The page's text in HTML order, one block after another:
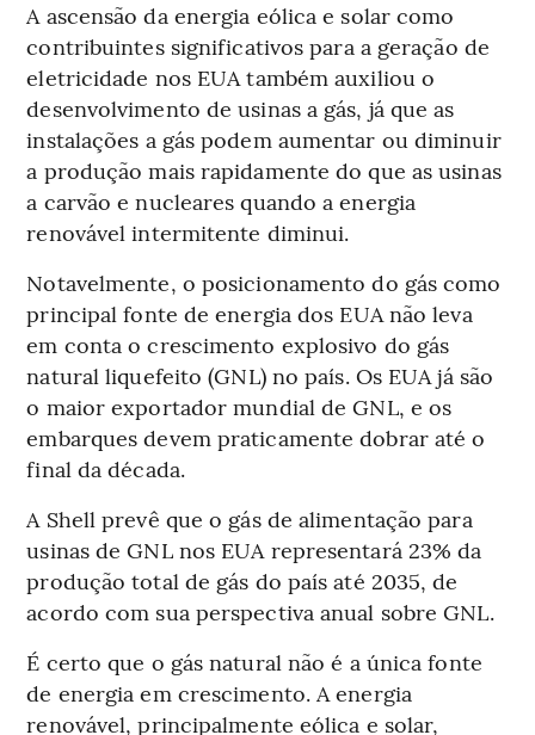
A ascensão da energia eólica e solar como
contribuintes significativos para a geração de
eletricidade nos EUA também auxiliou o
desenvolvimento de usinas a gás, já que as
instalações a gás podem aumentar ou diminuir
a produção mais rapidamente do que as usinas
a carvão e nucleares quando a energia
renovável intermitente diminui.
Notavelmente, o posicionamento do gás como
principal fonte de energia dos EUA não leva
em conta o crescimento explosivo do gás
natural liquefeito (GNL) no país. Os EUA já são
o maior exportador mundial de GNL, e os
embarques devem praticamente dobrar até o
final da década.
A Shell prevê que o gás de alimentação para
usinas de GNL nos EUA representará 23% da
produção total de gás do país até 2035, de
acordo com sua perspectiva anual sobre GNL.
É certo que o gás natural não é a única fonte
de energia em crescimento. A energia
renovável, principalmente eólica e solar,